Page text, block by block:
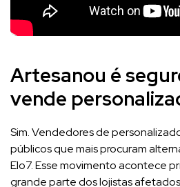
Artesanou é
vende
Sim. Vendedores de
públicos que mais procuram
Elo7. Esse movimento acontece
grande parte dos lojistas